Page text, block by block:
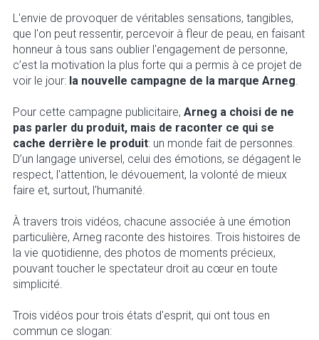
L'envie de provoquer de véritables sensations, tangibles,
que l'on peut ressentir, percevoir à fleur de peau, en faisant
honneur à tous sans oublier l'engagement de personne,
c’est la motivation la plus forte qui a permis à ce projet de
voir le jour: la nouvelle campagne de la marque Arneg.
Pour cette campagne publicitaire, Arneg a choisi de ne
pas parler du produit, mais de raconter ce qui se
cache derrière le produit: un monde fait de personnes.
D’un langage universel, celui des émotions, se dégagent le
respect, l'attention, le dévouement, la volonté de mieux
faire et, surtout, l'humanité.
À travers trois vidéos, chacune associée à une émotion
particulière, Arneg raconte des histoires. Trois histoires de
la vie quotidienne, des photos de moments précieux,
pouvant toucher le spectateur droit au cœur en toute
simplicité.
Trois vidéos pour trois états d'esprit, qui ont tous en
commun ce slogan: